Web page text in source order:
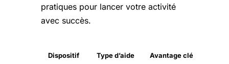
Dispositif Type d’aide
Avantage clé